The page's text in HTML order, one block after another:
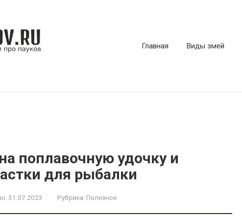
Главная Виды змей
поплавочную удочку и
для рыбалки
31.07.2023 Рубрика: Полезное